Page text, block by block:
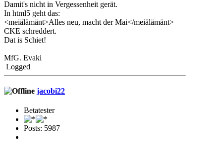
Damit's nicht in Vergessenheit gerät.
In html5 geht das:
<meiälämänt>Alles neu, macht der Mai</meiälämänt>
CKE schreddert.
Dat is Schiet!
MfG. Evaki
Logged
jacobi22
Betatester
Posts: 5987